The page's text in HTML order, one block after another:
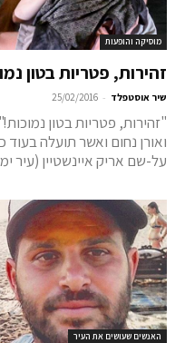
מוסיקה והופעות
זהירות, פטריות בטון
שיר אוסטפלד -
25/02/2016
"זהירות, פטריות בטון
על-שם אריק איינשטיין (עיר
האנשים שעושים את העיר